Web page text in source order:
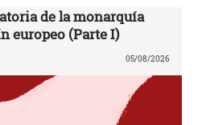
de la monarquía
europeo (Parte I)
05/08/2026